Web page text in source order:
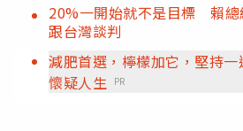
20%一開始就不是目標 賴總
跟台灣談判
減肥首選，檸檬加它，堅持
懷疑人生
PR